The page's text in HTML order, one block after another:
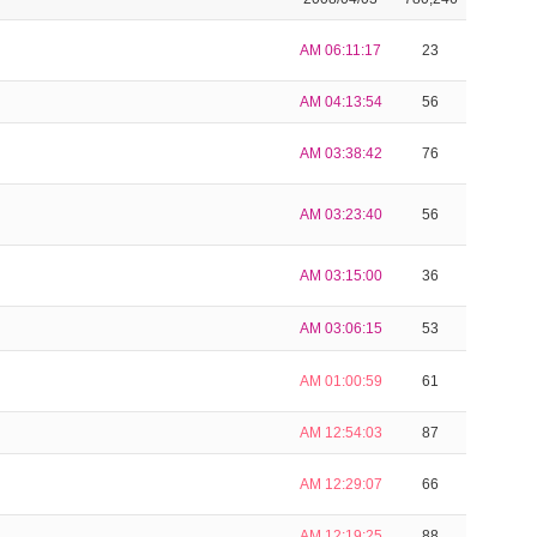
AM 06:11:17 23
AM 04:13:54 56
AM 03:38:42 76
AM 03:23:40 56
AM 03:15:00 36
AM 03:06:15 53
AM 01:00:59 61
AM 12:54:03 87
AM 12:29:07 66